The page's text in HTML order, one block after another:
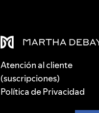
Atención al cliente
(suscripciones)
Política de Privacidad